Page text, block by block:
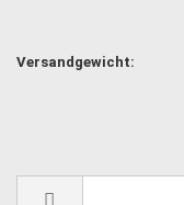
Versandgewicht: